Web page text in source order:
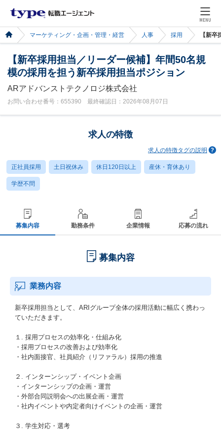
MENU
マーケティング・企画・管理・経営 人事 採用 【新
【新卒採用担当／リーダー候補】年間50名規
模の採用を担う新卒採用担当ポジション
ARアドバンストテクノロジ株式会社
お問い合わせ番号：655390 最終確認日：2026年08月07日
求人の特徴
求人の特徴タグの説明
正社員採用 土日祝休み 休日120日以上 産休・育休あり
学歴不問
募集内容 勤務条件 企業情報 応募の流れ
募集内容
業務内容
新卒採用担当として、ARIグループ全体の採用活動に幅広く携わっ
ていただきます。
１. 採用プロセスの効率化・仕組み化
・採用プロセスの改善および効率化
・社内面接官、社員紹介（リファラル）採用の推進
２. インターンシップ・イベント企画
・インターンシップの企画・運営
・外部合同説明会への出展企画・運営
・社内イベントや内定者向けイベントの企画・運営
３. 学生対応・選考